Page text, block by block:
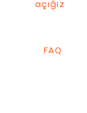
açığız
FAQ